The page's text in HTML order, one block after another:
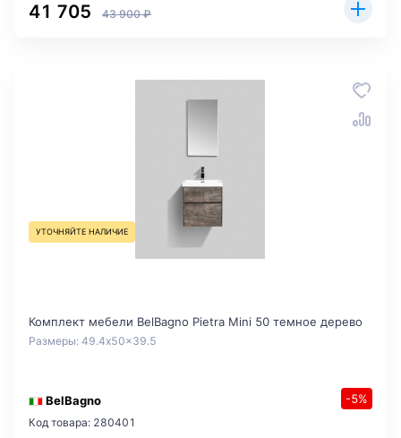
41 705 43 900 ₽
УТОЧНЯЙТЕ НАЛИЧИЕ
Комплект мебели BelBagno Pietra Mini 50 темное дерево
Размеры: 49.4x50x39.5
BelBagno -5%
Код товара: 280401